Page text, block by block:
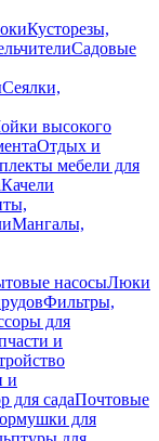
Кусторезы,
Садовые
Сеялки,
высокого
Отдых и
мебели для
Качели
Мангалы,
насосыЛюки
Фильтры,
для
и
и
для садаПочтовые
для